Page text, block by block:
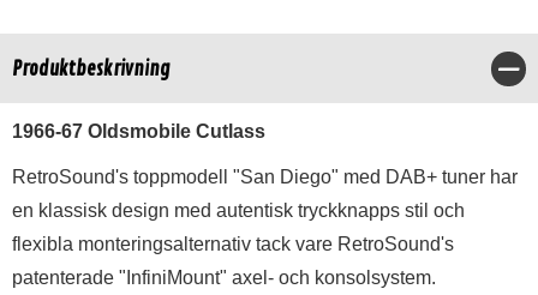
Produktbeskrivning
1966-67 Oldsmobile Cutlass
RetroSound's toppmodell "San Diego" med DAB+ tuner har
en klassisk design med autentisk tryckknapps stil och
flexibla monteringsalternativ tack vare RetroSound's
patenterade "InfiniMount" axel- och konsolsystem.